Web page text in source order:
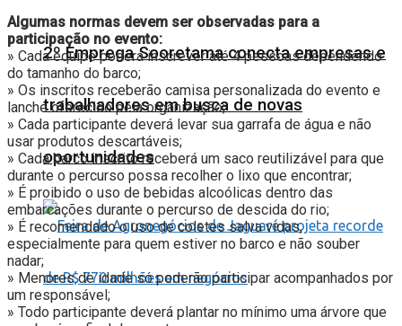
2º Emprega Sooretama conecta empresas e
trabalhadores em busca de novas
oportunidades
Algumas normas devem ser observadas para a
participação no evento:
» Cada equipe poderá inscrever até 4 pessoas dependendo
do tamanho do barco;
» Os inscritos receberão camisa personalizada do evento e
lanche oferecido pela organização;
» Cada participante deverá levar sua garrafa de água e não
usar produtos descartáveis;
» Cada barco inscrito receberá um saco reutilizável para que
durante o percurso possa recolher o lixo que encontrar;
» É proibido o uso de bebidas alcoólicas dentro das
embarcações durante o percurso de descida do rio;
» É recomendado o uso de coletes salva vidas,
especialmente para quem estiver no barco e não souber
nadar;
» Menores de idade só poderão participar acompanhados por
um responsável;
» Todo participante deverá plantar no mínimo uma árvore que